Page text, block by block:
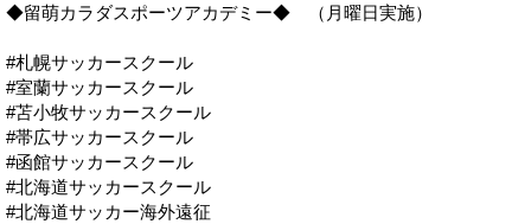
◆留萌カラダスポーツアカデミー◆ （月曜日実施）
#札幌サッカースクール
#室蘭サッカースクール
#苫小牧サッカースクール
#帯広サッカースクール
#函館サッカースクール
#北海道サッカースクール
#北海道サッカー海外遠征